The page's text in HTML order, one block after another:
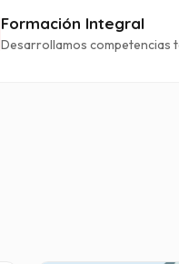
Formación Integral
Desarrollamos competencias